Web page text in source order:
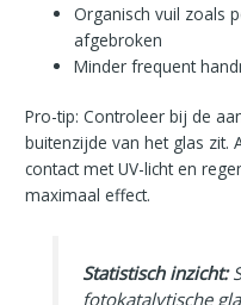
Organisch vuil zoals
afgebroken
Minder frequent
Pro-tip: Controleer bij de
buitenzijde van het glas zit.
contact met UV-licht en
maximaal effect.
Statistisch inzicht:
fotokatalytische